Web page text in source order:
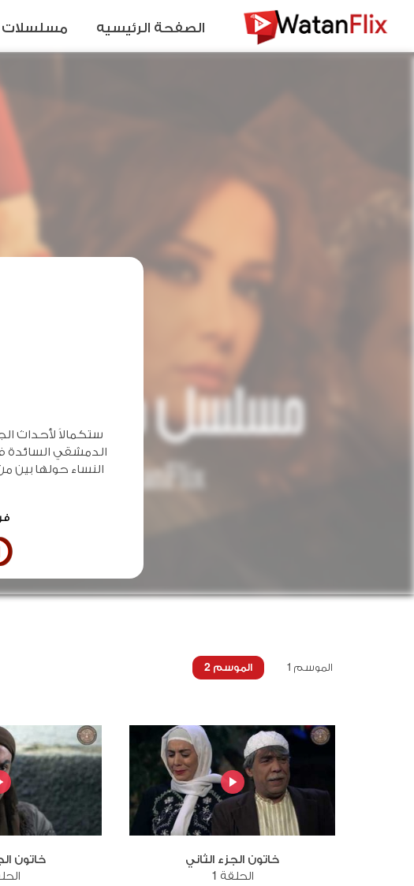
ستكمالاً لأحداث
الدمشقي السائدة
النساء حولها بين
الموسم 1 الموسم 2
خاتون الجزء الثاني
الحلقة 1
خاتون
الصفحة الرئيسيه مسلسلات